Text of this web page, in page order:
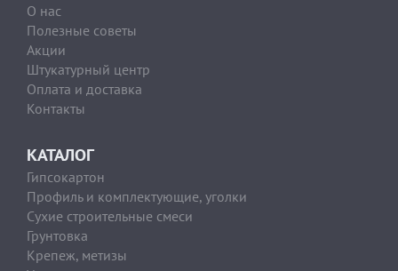
О нас
Полезные советы
Акции
Штукатурный центр
Оплата и доставка
Контакты
КАТАЛОГ
Гипсокартон
Профиль и комплектующие, уголки
Сухие строительные смеси
Грунтовка
Крепеж, метизы